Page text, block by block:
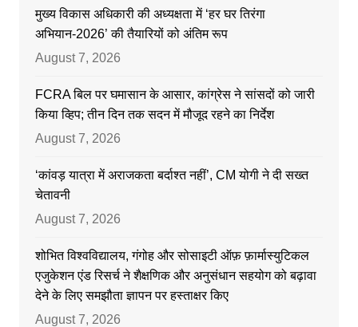
मुख्य विकास अधिकारी की अध्यक्षता में ‘हर घर तिरंगा
अभियान-2026’ की तैयारियों को अंतिम रूप
August 7, 2026
FCRA बिल पर घमासान के आसार, कांग्रेस ने सांसदों को जारी
किया व्हिप; तीन दिन तक सदन में मौजूद रहने का निर्देश
August 7, 2026
‘कांवड़ यात्रा में अराजकता बर्दाश्त नहीं’, CM योगी ने दी सख्त
चेतावनी
August 7, 2026
शोभित विश्वविद्यालय, गंगोह और सोसाइटी ऑफ़ फ़ार्मास्युटिकल
एजुकेशन एंड रिसर्च ने शैक्षणिक और अनुसंधान सहयोग को बढ़ावा
देने के लिए समझौता ज्ञापन पर हस्ताक्षर किए
August 7, 2026